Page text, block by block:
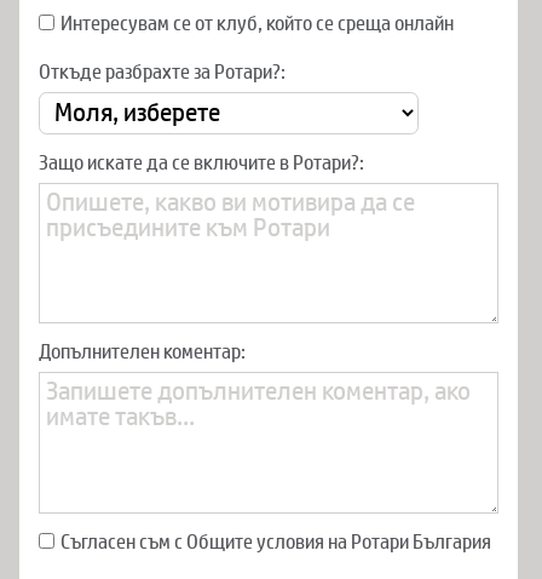
Интересувам се от клуб, който се среща онлайн
Откъде разбрахте за Ротари?:
Защо искате да се включите в Ротари?:
Допълнителен коментар:
Съгласен съм с Общите условия на Ротари България